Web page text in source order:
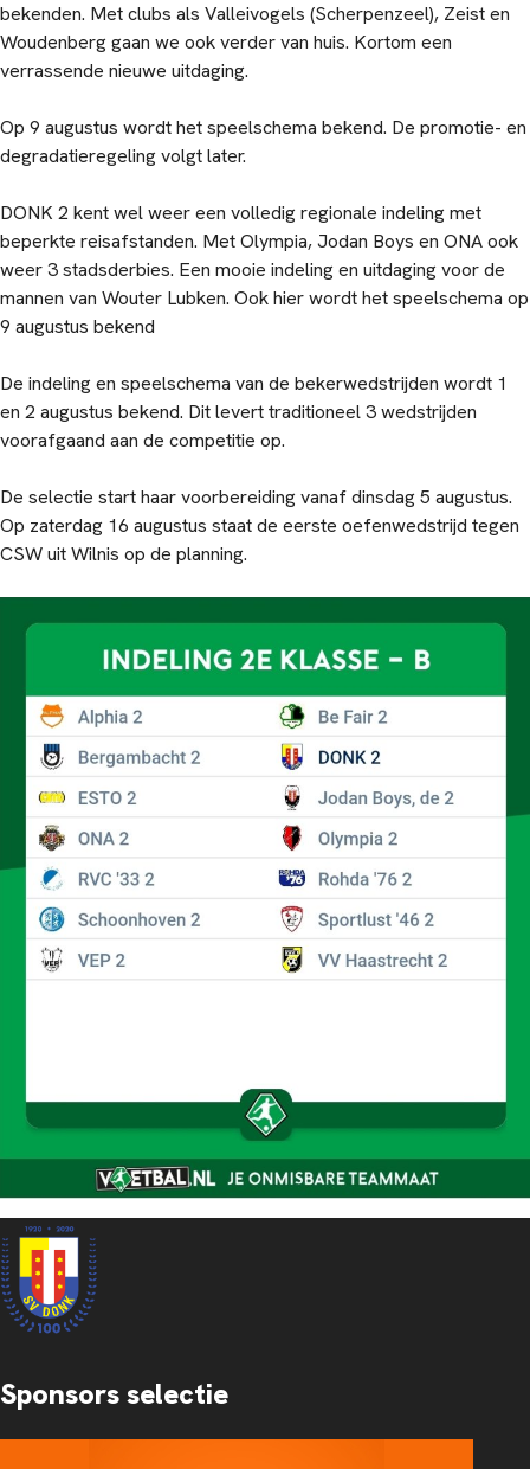
bekenden. Met clubs als Valleivogels (Scherpenzeel), Zeist en
Woudenberg gaan we ook verder van huis. Kortom een
verrassende nieuwe uitdaging.
Op 9 augustus wordt het speelschema bekend. De promotie- en
degradatieregeling volgt later.
DONK 2 kent wel weer een volledig regionale indeling met
beperkte reisafstanden. Met Olympia, Jodan Boys en ONA ook
weer 3 stadsderbies. Een mooie indeling en uitdaging voor de
mannen van Wouter Lubken. Ook hier wordt het speelschema op
9 augustus bekend
De indeling en speelschema van de bekerwedstrijden wordt 1
en 2 augustus bekend. Dit levert traditioneel 3 wedstrijden
voorafgaand aan de competitie op.
De selectie start haar voorbereiding vanaf dinsdag 5 augustus.
Op zaterdag 16 augustus staat de eerste oefenwedstrijd tegen
CSW uit Wilnis op de planning.
Sponsors selectie